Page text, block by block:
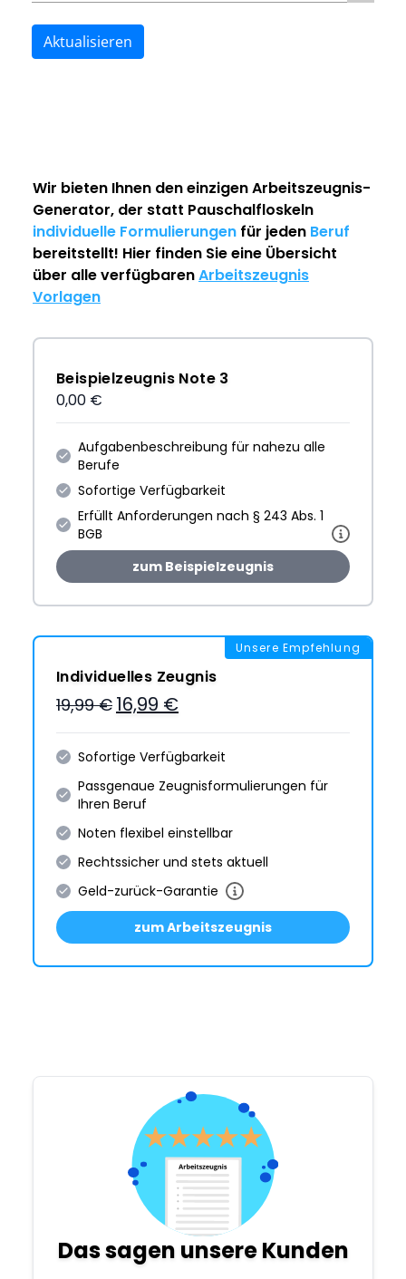
Aktualisieren
Wir bieten Ihnen den einzigenArbeitszeugnis-
Generator, der statt Pauschalfloskeln
individuelle Formulierungen für jeden Beruf
bereitstellt! Hier finden Sie eine Übersicht
über alle verfügbarenArbeitszeugnis
Vorlagen
Beispielzeugnis Note 3
0,00 €
Aufgabenbeschreibung für nahezu alle
Berufe
Sofortige Verfügbarkeit
Erfüllt Anforderungen nach § 243 Abs. 1
BGB
zum Beispielzeugnis
Unsere Empfehlung
Individuelles Zeugnis
19,99 € 16,99 €
Sofortige Verfügbarkeit
Passgenaue Zeugnis­formulie­rungen für
Ihren Beruf
Noten flexibel einstellbar
Rechtssicher und stets aktuell
Geld-zurück-Garantie
zum Arbeitszeugnis
Das sagen unsere Kunden